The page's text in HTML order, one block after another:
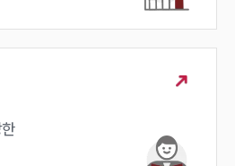
성원 소개
전문변호사